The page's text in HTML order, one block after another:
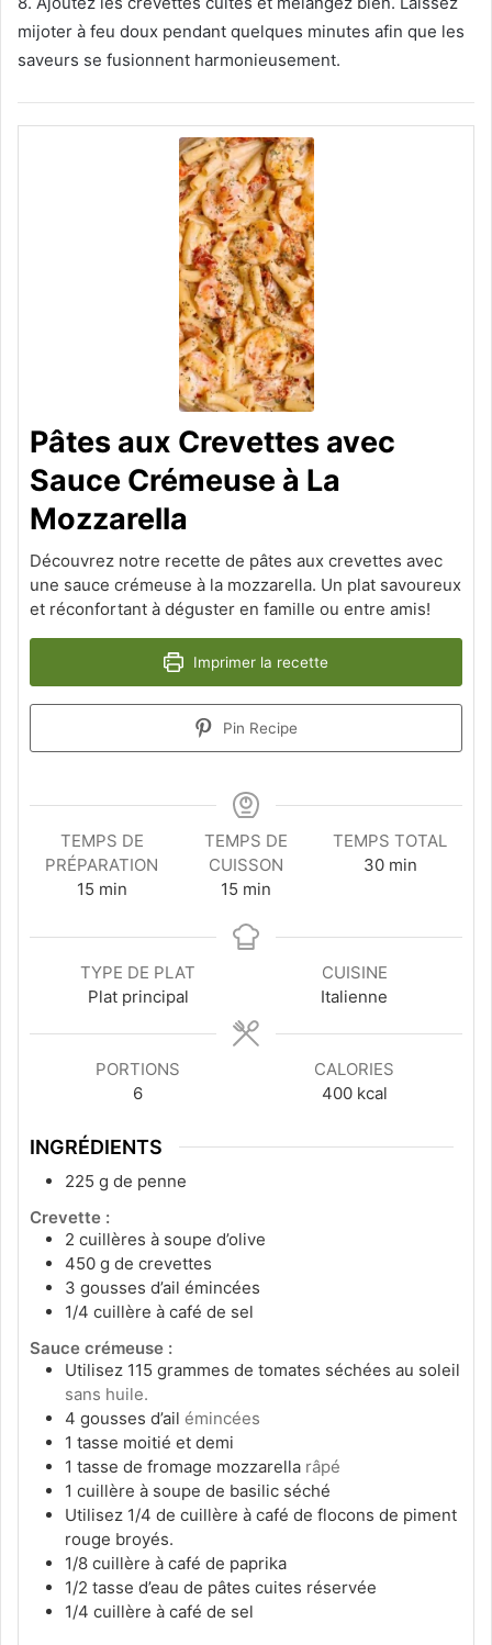
mijoter à feu doux pendant quelques minutes afin que les
saveurs se fusionnent harmonieusement.
Pâtes aux Crevettes avec
Sauce Crémeuse à La
Mozzarella
Découvrez notre recette de pâtes aux crevettes avec
une sauce crémeuse à la mozzarella. Un plat savoureux
et réconfortant à déguster en famille ou entre amis!
Imprimer la recette
Pin Recipe
TEMPS DE
PRÉPARATION
15minutes
min
TEMPS DE
CUISSON
15minutes
min
TEMPS TOTAL
30minutes
min
TYPE DE PLAT
Plat principal
CUISINE
Italienne
PORTIONS
6
CALORIES
400 kcal
INGRÉDIENTS
225 g de penne
Crevette :
2 cuillères à soupe d’olive
450 g de crevettes
3 gousses d’ail émincées
1/4 cuillère à café de sel
Sauce crémeuse :
Utilisez 115 grammes de tomates séchées au soleil
sans huile.
4 gousses d’ail émincées
1 tasse moitié et demi
1 tasse de fromage mozzarella râpé
1 cuillère à soupe de basilic séché
Utilisez 1/4 de cuillère à café de flocons de piment
rouge broyés.
1/8 cuillère à café de paprika
1/2 tasse d’eau de pâtes cuites réservée
1/4 cuillère à café de sel